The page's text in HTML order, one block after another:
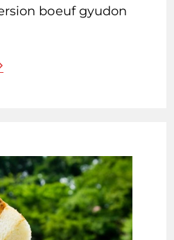
boeuf gyudon